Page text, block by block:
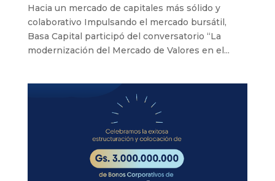
Hacia un mercado de capitales más sólido y
colaborativo Impulsando el mercado bursátil,
Basa Capital participó del conversatorio “La
modernización del Mercado de Valores en el...